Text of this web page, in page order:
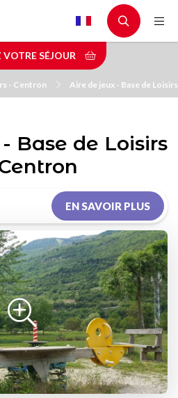
VOTRE SÉJOUR
- Centron Aire de jeux - Base de
Base de Loisirs
EN SAVOIR PLUS